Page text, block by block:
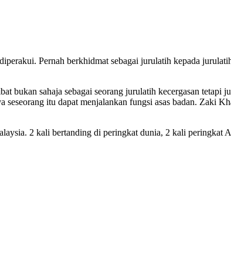
Pernah berkhidmat sebagai jurulatih kepada
bukan sahaja sebagai seorang jurulatih kecergasan
itu dapat menjalankan fungsi asas badan. Zaki
2 kali bertanding di peringkat dunia, 2 kali peringkat